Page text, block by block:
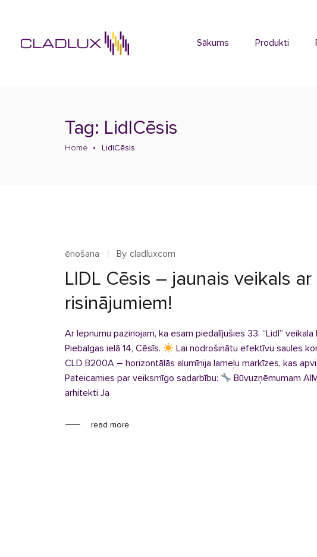
Sākums Produkti
Tag: LidlCēsis
Home LidlCēsis
ēnošana By cladluxcom
LIDL Cēsis – jaunais veikals
risinājumiem!
Ar lepnumu paziņojam, ka esam piedalījušies 33. “Lidl”
Piebalgas ielā 14, Cēsīs.
Lai nodrošinātu efektīvu saules
CLD B200A – horizontālās alumīnija lameļu markīzes, kas
Pateicamies par veiksmīgo sadarbību:
Būvuzņēmumam
arhitekti Ja
read more